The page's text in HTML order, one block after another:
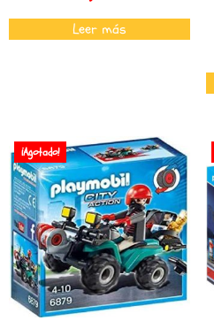
Leer más
¡Agotado!